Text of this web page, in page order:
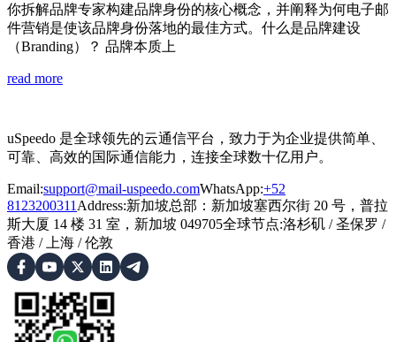
你拆解品牌专家构建品牌身份的核心概念，并阐释为何电子邮
件营销是使该品牌身份落地的最佳方式。什么是品牌建设
（Branding）？ 品牌本质上
read more
uSpeedo 是全球领先的云通信平台，致力于为企业提供简单、
可靠、高效的国际通信能力，连接全球数十亿用户。
Email:support@mail-uspeedo.comWhatsApp:+52
8123200311 Address:新加坡总部：新加坡塞西尔街 20 号，普拉
斯大厦 14 楼 31 室，新加坡 049705全球节点:洛杉矶 /圣保罗 /
香港 / 上海 /伦敦